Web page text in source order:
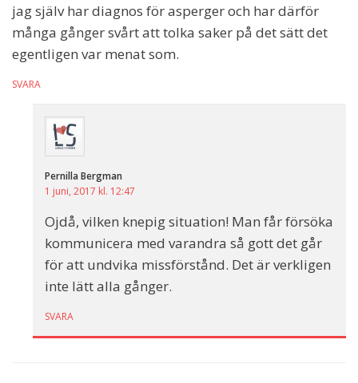
jag själv har diagnos för asperger och har därför
många gånger svårt att tolka saker på det sätt det
egentligen var menat som.
SVARA
Pernilla Bergman
1 juni, 2017 kl. 12:47
Ojdå, vilken knepig situation! Man får försöka
kommunicera med varandra så gott det går
för att undvika missförstånd. Det är verkligen
inte lätt alla gånger.
SVARA